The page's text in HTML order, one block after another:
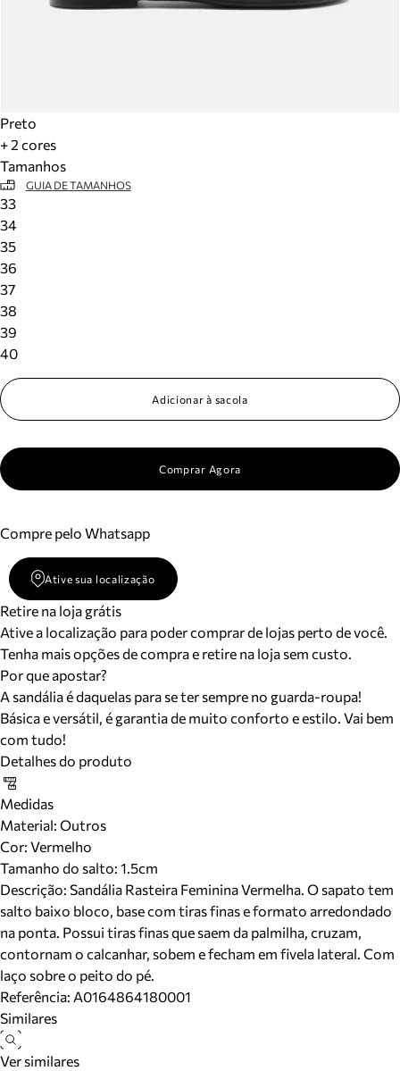
Preto
+ 2 cores
Tamanhos
GUIA DE TAMANHOS
33
34
35
36
37
38
39
40
Adicionar à sacola
Comprar Agora
Compre pelo Whatsapp
Ative sua localização
Retire na loja grátis
Ative a localização para poder comprar de lojas perto de você.
Tenha mais opções de compra e retire na loja sem custo.
Por que apostar?
A sandália é daquelas para se ter sempre no guarda-roupa!
Básica e versátil, é garantia de muito conforto e estilo. Vai bem
com tudo!
Detalhes do produto
Medidas
Material: Outros
Cor: Vermelho
Tamanho do salto: 1.5cm
Descrição: Sandália Rasteira Feminina Vermelha. O sapato tem
salto baixo bloco, base com tiras finas e formato arredondado
na ponta. Possui tiras finas que saem da palmilha, cruzam,
contornam o calcanhar, sobem e fecham em fivela lateral. Com
laço sobre o peito do pé.
Referência: A0164864180001
Similares
Ver similares